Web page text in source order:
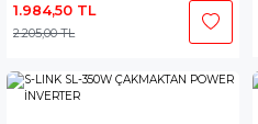
1.984,50 TL
2.205,00 TL